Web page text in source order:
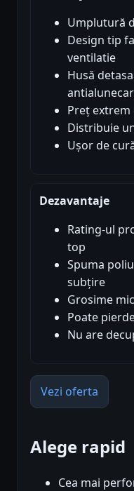
Umplutură
Design tip
ventilatie
Husă
Preț extrem
Distribuie
Ușor de
Dezavantaje
Rating-ul
top
Spuma
subțire
Grosime
Poate
Nu are
Vezi oferta
Alege rapid
Cea mai